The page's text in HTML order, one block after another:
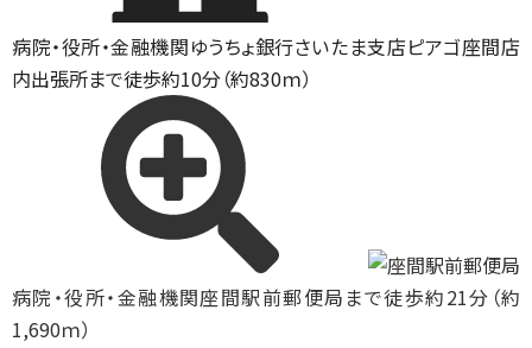
病院・役所・金融機関ゆうちょ銀行さいたま支店ピアゴ座間店
内出張所まで徒歩約10分（約830ｍ）
病院・役所・金融機関座間駅前郵便局まで徒歩約21分（約
1,690ｍ）